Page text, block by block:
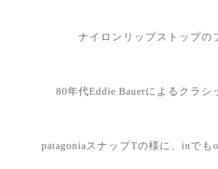
ナイロンリップストップの
80年代Eddie Bauerによるクラ
patagoniaスナップTの様に、inで